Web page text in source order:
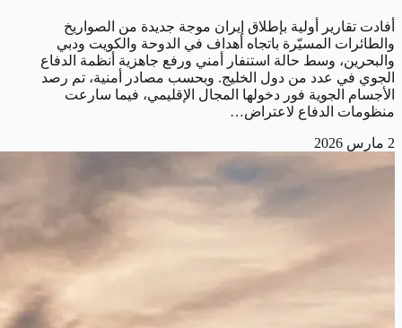
أفادت تقارير أولية بإطلاق إيران موجة جديدة من الصواريخ
والطائرات المسيّرة باتجاه أهداف في الدوحة والكويت ودبي
والبحرين، وسط حالة استنفار أمني ورفع جاهزية أنظمة الدفاع
الجوي في عدد من دول الخليج. وبحسب مصادر أمنية، تم رصد
الأجسام الجوية فور دخولها المجال الإقليمي، فيما سارعت
منظومات الدفاع لاعتراض…
2 مارس 2026